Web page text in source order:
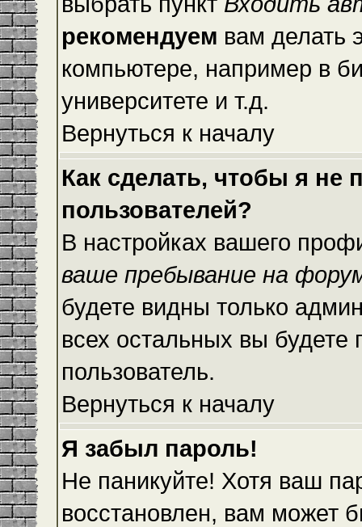
рекомендуем вам делать
компьютере, например в
университете и т.д.
Вернуться к началу
Как сделать, чтобы я не
пользователей?
В настройках вашего
ваше пребывание на
будете видны только
всех остальных вы будете
пользователь.
Вернуться к началу
Я забыл пароль!
Не паникуйте! Хотя ваш
восстановлен, вам может